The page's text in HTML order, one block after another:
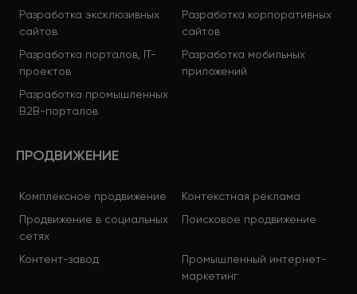
Разработка эксклюзивных
сайтов
Разработка корпоративных
сайтов
Разработка порталов, IT-
проектов
Разработка мобильных
приложений
Разработка промышленных
B2B-порталов
ПРОДВИЖЕНИЕ
Комплексное продвижение
Контекстная реклама
Продвижение в социальных
сетях
Поисковое продвижение
Контент-завод
Промышленный интернет-
маркетинг